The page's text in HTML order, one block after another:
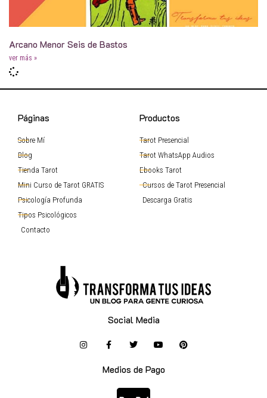
Arcano Menor Seis de Bastos
ver más »
Páginas
Sobre Mí
Blog
Tienda Tarot
Mini Curso de Tarot GRATIS
Psicología Profunda
Tipos Psicológicos
Contacto
Productos
Tarot Presencial
Tarot WhatsApp Audios
Ebooks Tarot
Cursos de Tarot Presencial
Descarga Gratis
Social Media
Medios de Pago